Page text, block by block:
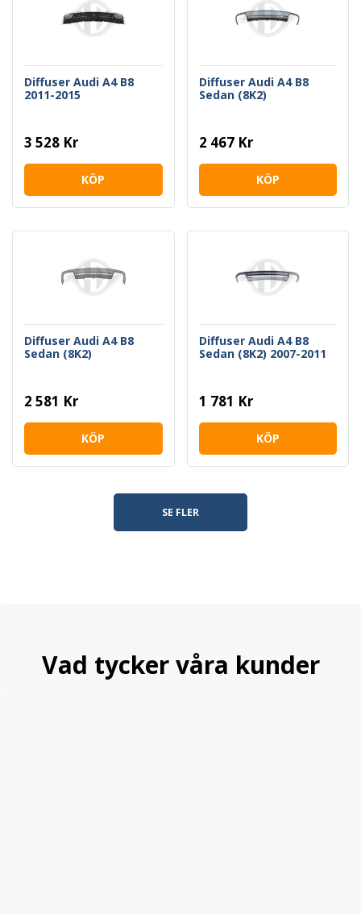
Diffuser Audi A4 B8
2011-2015
3 528 Kr
KÖP
Diffuser Audi A4 B8
Sedan (8K2)
2 467 Kr
KÖP
Diffuser Audi A4 B8
Sedan (8K2)
2 581 Kr
KÖP
Diffuser Audi A4 B8
Sedan (8K2) 2007-2011
1 781 Kr
KÖP
SE FLER
Vad tycker våra kunder